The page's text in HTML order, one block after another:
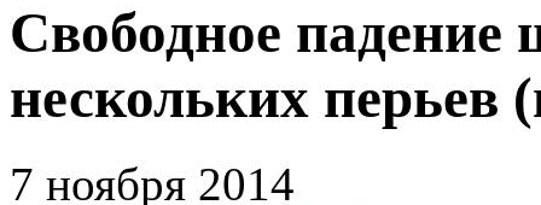
Свободное падение
нескольких перьев
7 ноября 2014